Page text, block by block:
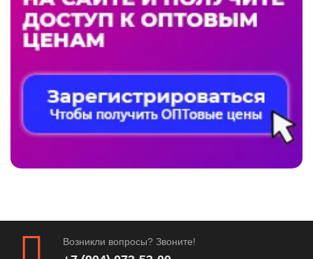
Возникли вопросы? Звоните!